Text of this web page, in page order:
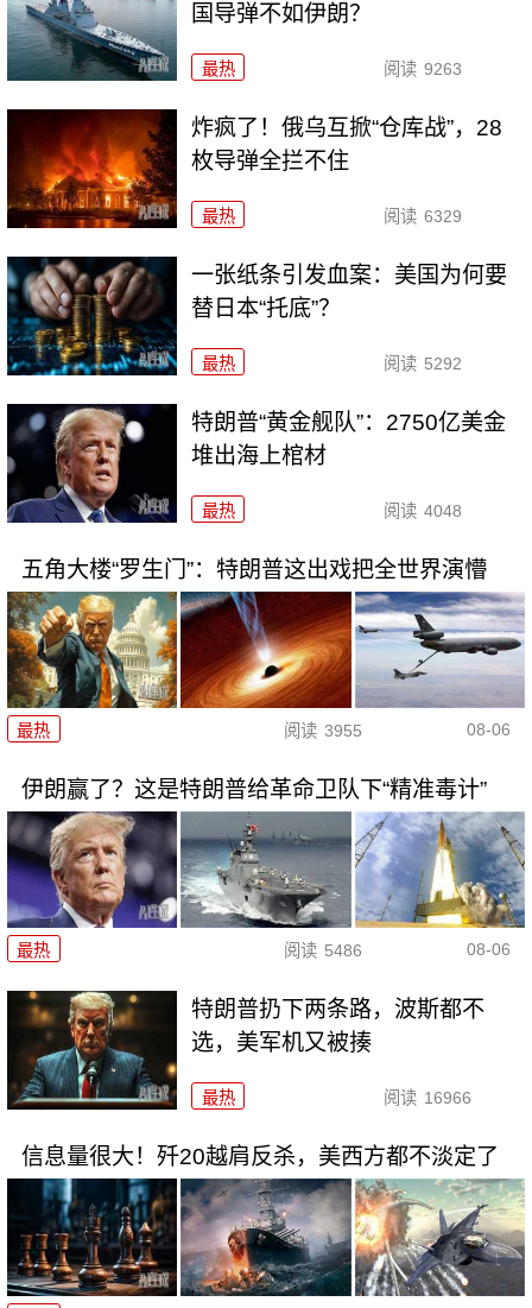
国导弹不如伊朗？
最热 阅读 9263
炸疯了！俄乌互掀“仓库战”，28
枚导弹全拦不住
最热 阅读 6329
一张纸条引发血案：美国为何要
替日本“托底”？
最热 阅读 5292
特朗普“黄金舰队”：2750亿美金
堆出海上棺材
最热 阅读 4048
五角大楼“罗生门”：特朗普这出戏把全世界演懵
最热 阅读 3955 08-06
伊朗赢了？这是特朗普给革命卫队下“精准毒计”
最热 阅读 5486 08-06
特朗普扔下两条路，波斯都不
选，美军机又被揍
最热 阅读 16966
信息量很大！歼20越肩反杀，美西方都不淡定了